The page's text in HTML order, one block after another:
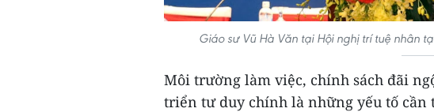
Giáo sư Vũ Hà Văn tại Hội nghị trí tuệ nhân
Môi trường làm việc, chính sách đãi
triển tư duy chính là những yếu tố cần